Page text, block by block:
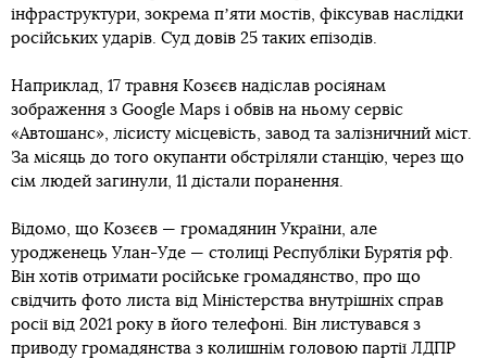
інфраструктури, зокрема пʼяти мостів, фіксував наслідки
російських ударів. Суд довів 25 таких епізодів.
Наприклад, 17 травня Козєєв надіслав росіянам
зображення з Google Maps і обвів на ньому сервіс
«Автошанс», лісисту місцевість, завод та залізничний міст.
За місяць до того окупанти обстріляли станцію, через що
сім людей загинули, 11 дістали поранення.
Відомо, що Козєєв — громадянин України, але
уродженець Улан-Уде — столиці Республіки Бурятія рф.
Він хотів отримати російське громадянство, про що
свідчить фото листа від Міністерства внутрішніх справ
росії від 2021 року в його телефоні. Він листувався з
приводу громадянства з колишнім головою партії ЛДПР